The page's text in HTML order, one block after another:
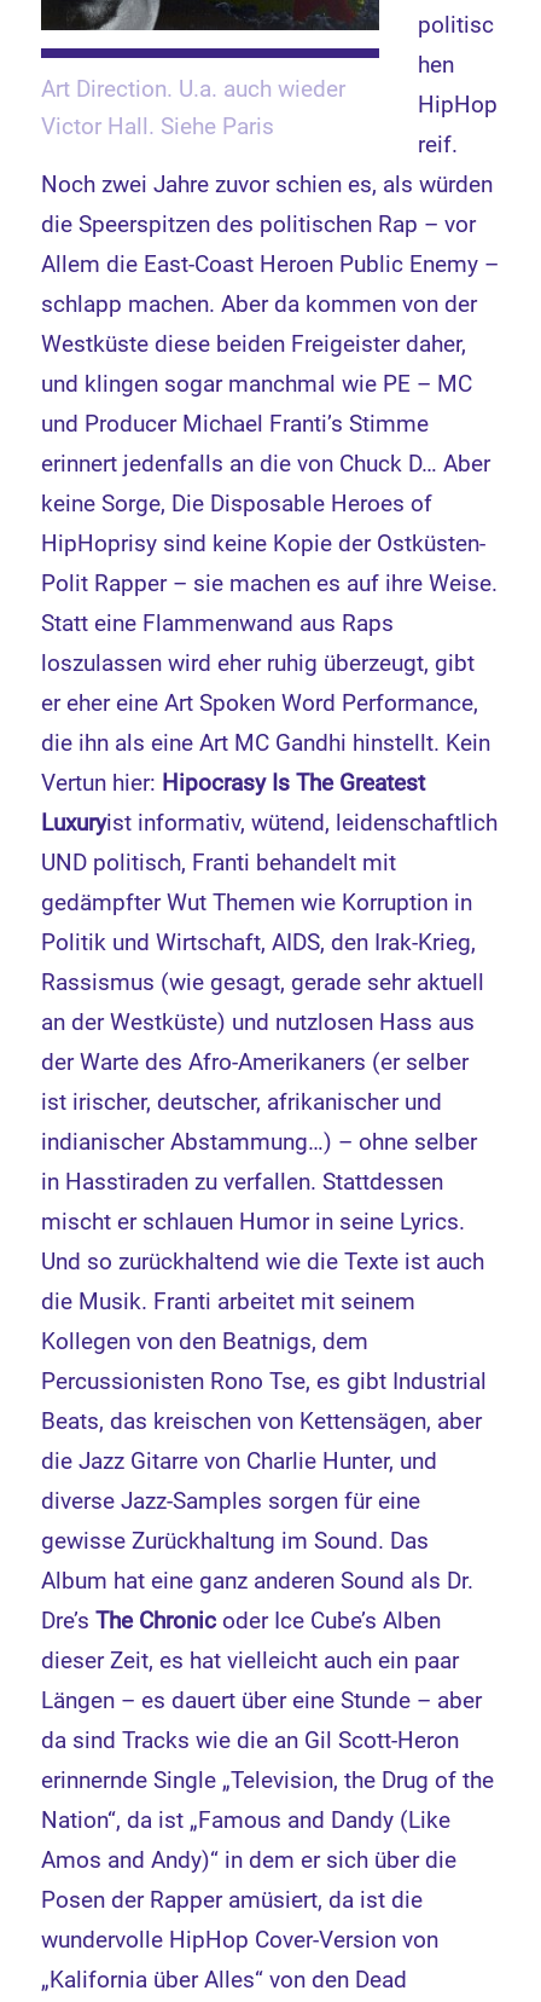
Art Direction. U.a. auch wieder
Victor Hall. Siehe Paris
politisc
hen
HipHop
reif.
Noch zwei Jahre zuvor schien es, als würden
die Speerspitzen des politischen Rap – vor
Allem die East-Coast Heroen Public Enemy –
schlapp machen. Aber da kommen von der
Westküste diese beiden Freigeister daher,
und klingen sogar manchmal wie PE – MC
und Producer Michael Franti’s Stimme
erinnert jedenfalls an die von Chuck D… Aber
keine Sorge, Die Disposable Heroes of
HipHoprisy sind keine Kopie der Ostküsten-
Polit Rapper – sie machen es auf ihre Weise.
Statt eine Flammenwand aus Raps
loszulassen wird eher ruhig überzeugt, gibt
er eher eine Art Spoken Word Performance,
die ihn als eine Art MC Gandhi hinstellt. Kein
Vertun hier: Hipocrasy Is The Greatest
Luxuryist informativ, wütend, leidenschaftlich
UND politisch, Franti behandelt mit
gedämpfter Wut Themen wie Korruption in
Politik und Wirtschaft, AIDS, den Irak-Krieg,
Rassismus (wie gesagt, gerade sehr aktuell
an der Westküste) und nutzlosen Hass aus
der Warte des Afro-Amerikaners (er selber
ist irischer, deutscher, afrikanischer und
indianischer Abstammung…) – ohne selber
in Hasstiraden zu verfallen. Stattdessen
mischt er schlauen Humor in seine Lyrics.
Und so zurückhaltend wie die Texte ist auch
die Musik. Franti arbeitet mit seinem
Kollegen von den Beatnigs, dem
Percussionisten Rono Tse, es gibt Industrial
Beats, das kreischen von Kettensägen, aber
die Jazz Gitarre von Charlie Hunter, und
diverse Jazz-Samples sorgen für eine
gewisse Zurückhaltung im Sound. Das
Album hat eine ganz anderen Sound als Dr.
Dre’sThe Chronic oder Ice Cube’s Alben
dieser Zeit, es hat vielleicht auch ein paar
Längen – es dauert über eine Stunde – aber
da sind Tracks wie die an Gil Scott-Heron
erinnernde Single „Television, the Drug of the
Nation“, da ist „Famous and Dandy (Like
Amos and Andy)“ in dem er sich über die
Posen der Rapper amüsiert, da ist die
wundervolle HipHop Cover-Version von
„Kalifornia über Alles“ von den Dead